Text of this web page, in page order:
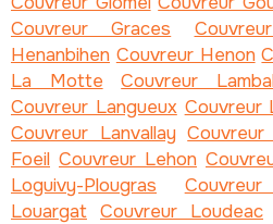
Couvreur Graces
Henanbihen Couvreur Henon
La Motte
Couvreur
Couvreur Langueux Couvreur
Couvreur Lanvallay Couvreur
Foeil Couvreur Lehon
Loguivy-Plougras
Louargat Couvreur Loudeac